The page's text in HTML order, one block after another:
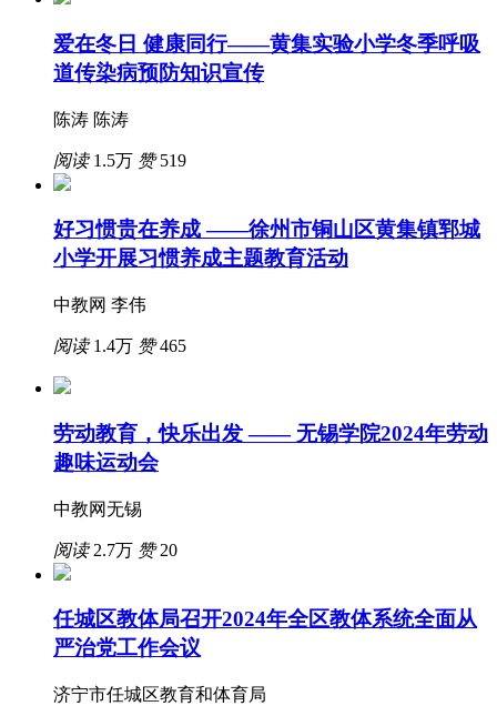
爱在冬日 健康同行——黄集实验小学冬季呼吸
道传染病预防知识宣传
陈涛 陈涛
阅读1.5万 赞519
好习惯贵在养成 ——徐州市铜山区黄集镇郓城
小学开展习惯养成主题教育活动
中教网 李伟
阅读1.4万 赞465
劳动教育，快乐出发 —— 无锡学院2024年劳动
趣味运动会
中教网无锡
阅读2.7万 赞20
任城区教体局召开2024年全区教体系统全面从
严治党工作会议
济宁市任城区教育和体育局